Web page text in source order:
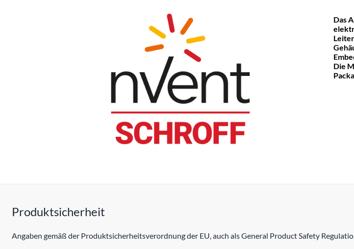
Das
Die
Produktsicherheit
Angaben gemäß der Produktsicherheitsverordnung der EU, auch als General Product Safety